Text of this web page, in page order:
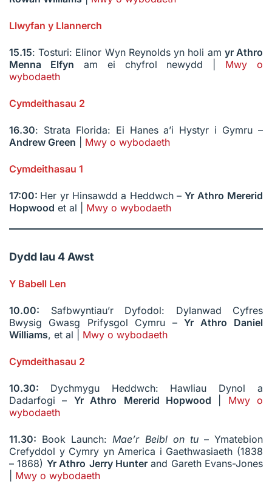
Llwyfan y Llannerch
15.15: Tosturi: Elinor Wyn Reynolds yn holi am yr Athro
Menna Elfyn am ei chyfrol newydd | Mwy o
wybodaeth
Cymdeithasau 2
16.30: Strata Florida: Ei Hanes a’i Hystyr i Gymru –
Andrew Green
Mwy o wybodaeth
Cymdeithasau 1
17:00: Her yr Hinsawdd a Heddwch –Yr Athro Mererid
Hopwood et al | Mwy o wybodaeth
Dydd Iau 4 Awst
Y Babell Len
10.00: Safbwyntiau’r Dyfodol: Dylanwad Cyfres
Bwysig Gwasg Prifysgol Cymru –Yr Athro
Daniel
Williams, et al | Mwy o wybodaeth
Cymdeithasau 2
10.30: Dychmygu Heddwch: Hawliau Dynol a
Dadarfogi – Yr Athro Mererid Hopwood
Mwy o
wybodaeth
11.30: Book Launch: Mae’r Beibl on tu– Ymatebion
Crefyddol y Cymry yn America i Gaethwasiaeth (1838
– 1868) Yr Athro Jerry Hunterand Gareth Evans-Jones
Mwy o wybodaeth